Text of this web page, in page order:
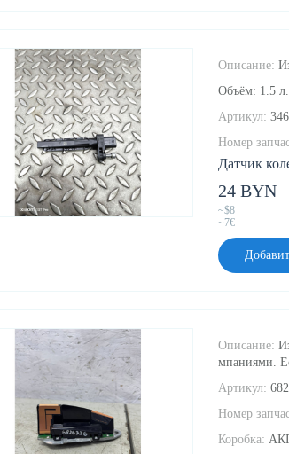
Датчик
Описание:
Объём: 1.5
Артикул:
Номер
24 BYN
~$8
~7€
Описание:
мпаниями.
Артикул:
Номер
Коробка: